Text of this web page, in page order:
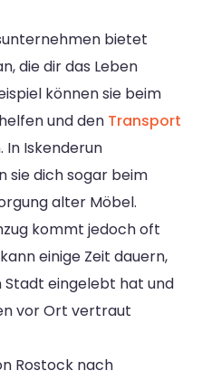
bietet
die dir das Leben
können sie beim
und den Transport
In Iskenderun
sie dich sogar beim
alter Möbel.
kommt jedoch oft
einige Zeit dauern,
Stadt eingelebt hat und
vor Ort vertraut
Rostock nach